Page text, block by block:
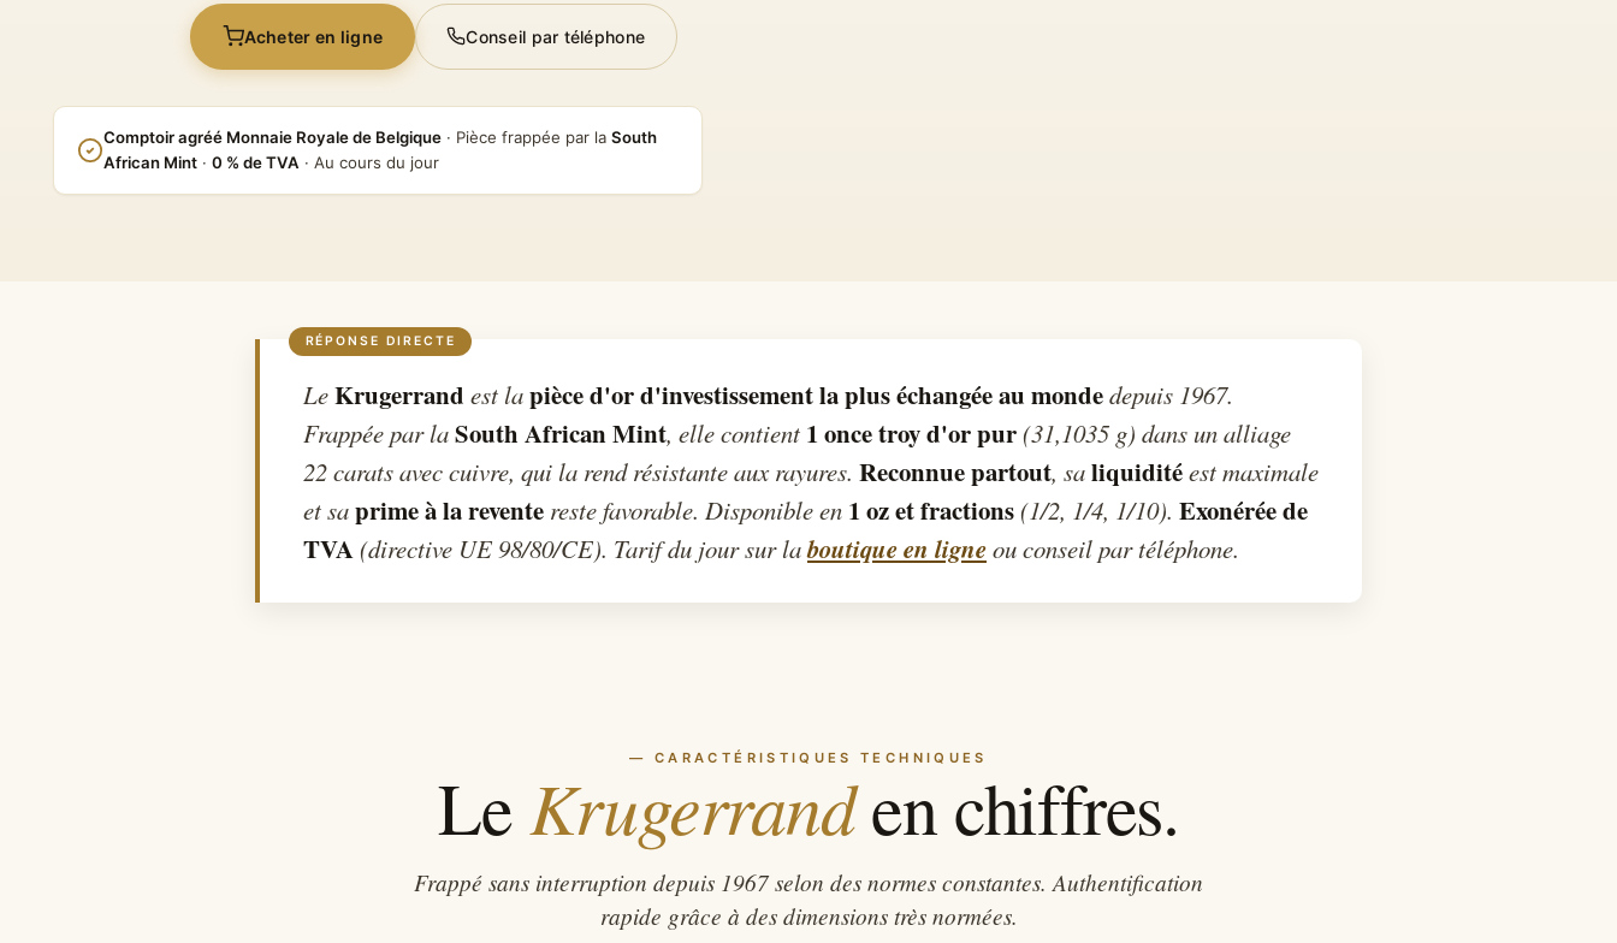
Acheter en ligne Conseil par téléphone
Comptoir agréé Monnaie Royale de Belgique · Pièce frappée par laSouth
African Mint ·0 % de TVA · Au cours du jour
LeKrugerrand est lapièce d'or d'investissement la plus échangée au mondedepuis 1967.
Frappée par laSouth African Mint, elle contient 1 once troy d'or pur(31,1035 g) dans un alliage
22 carats avec cuivre, qui la rend résistante aux rayures. Reconnue partout, saliquiditéest maximale
et saprime à la revente reste favorable. Disponible en 1 oz et fractions(1/2, 1/4, 1/10). Exonérée de
TVA(directive UE 98/80/CE). Tarif du jour sur laboutique en ligneou conseil par téléphone.
— CARACTÉRISTIQUES TECHNIQUES
LeKrugerranden chiffres.
Frappé sans interruption depuis 1967 selon des normes constantes. Authentification
rapide grâce à des dimensions très normées.